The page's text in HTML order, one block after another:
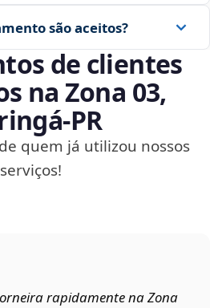
são aceitos?
de clientes
na Zona 03,
quem já utilizou nossos
serviços!
rapidamente na Zona